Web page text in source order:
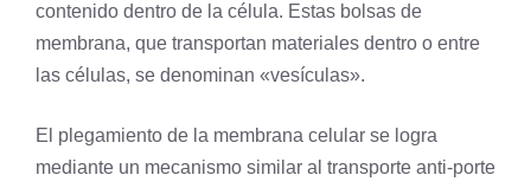
contenido dentro de la célula. Estas bolsas de
membrana, que transportan materiales dentro o entre
las células, se denominan «vesículas».
El plegamiento de la membrana celular se logra
mediante un mecanismo similar al transporte anti-porte